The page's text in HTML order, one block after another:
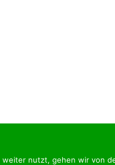
nutzt, gehen wir von